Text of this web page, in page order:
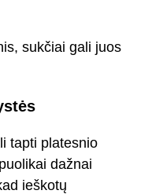
sukčiai gali juos
tapti platesnio
dažnai
ieškotų